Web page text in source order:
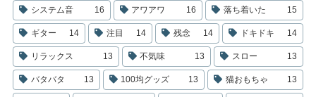
システム音 16 アワアワ 16 落ち着いた 15
ギター 14 注目 14 残念 14 ドキドキ 14
リラックス 13 不気味 13 スロー 13
バタバタ 13 100均グッズ 13 猫おもちゃ 13